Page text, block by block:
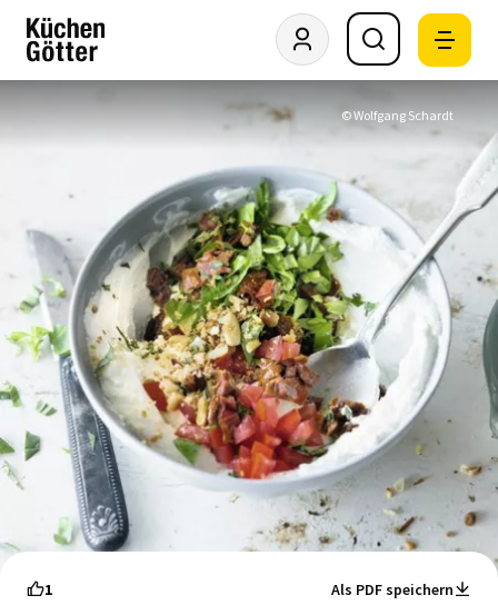
© Wolfgang Schardt
1 Als PDF speichern